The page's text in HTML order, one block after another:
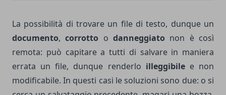
La possibilità di trovare un file di testo, dunque un
documento,corrotto odanneggiato non è così
remota: può capitare a tutti di salvare in maniera
errata un file, dunque renderlo illeggibile e non
modificabile. In questi casi le soluzioni sono due: o si